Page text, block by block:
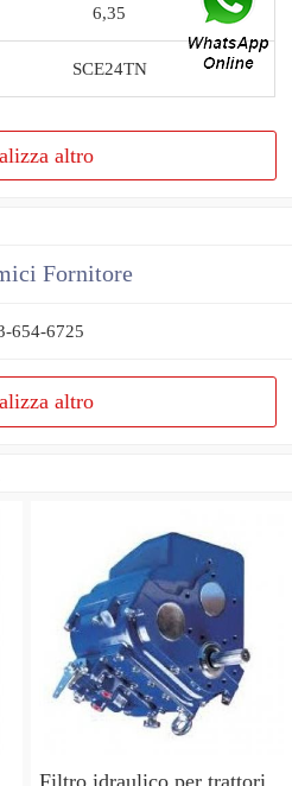
6,35
SCE24TN
altro
Fornitore
654-6725
altro
Filtro idraulico per trattori